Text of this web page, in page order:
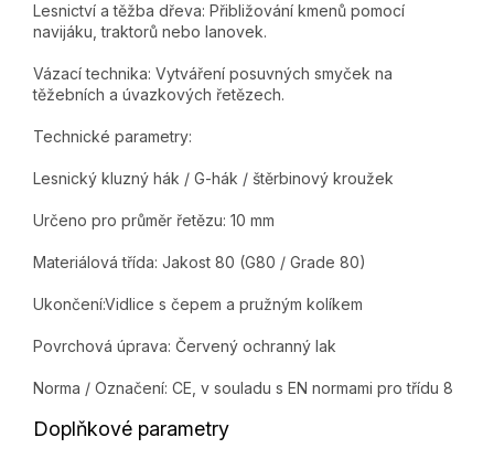
Lesnictví a těžba dřeva: Přibližování kmenů pomocí
navijáku, traktorů nebo lanovek.
Vázací technika: Vytváření posuvných smyček na
těžebních a úvazkových řetězech.
Technické parametry:
Lesnický kluzný hák / G-hák / štěrbinový kroužek
Určeno pro průměr řetězu: 10 mm
Materiálová třída: Jakost 80 (G80 / Grade 80)
Ukončení:Vidlice s čepem a pružným kolíkem
Povrchová úprava: Červený ochranný lak
Norma / Označení: CE, v souladu s EN normami pro třídu 8
Doplňkové parametry